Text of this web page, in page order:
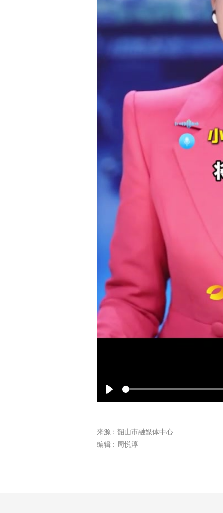
Play
来源：韶山市融媒体中心
编辑：周悦淳